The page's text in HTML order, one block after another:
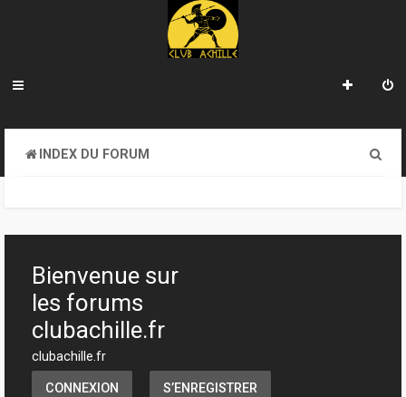
INDEX DU FORUM
h
Bienvenue sur
les forums
clubachille.fr
clubachille.fr
CONNEXION S’ENREGISTRER